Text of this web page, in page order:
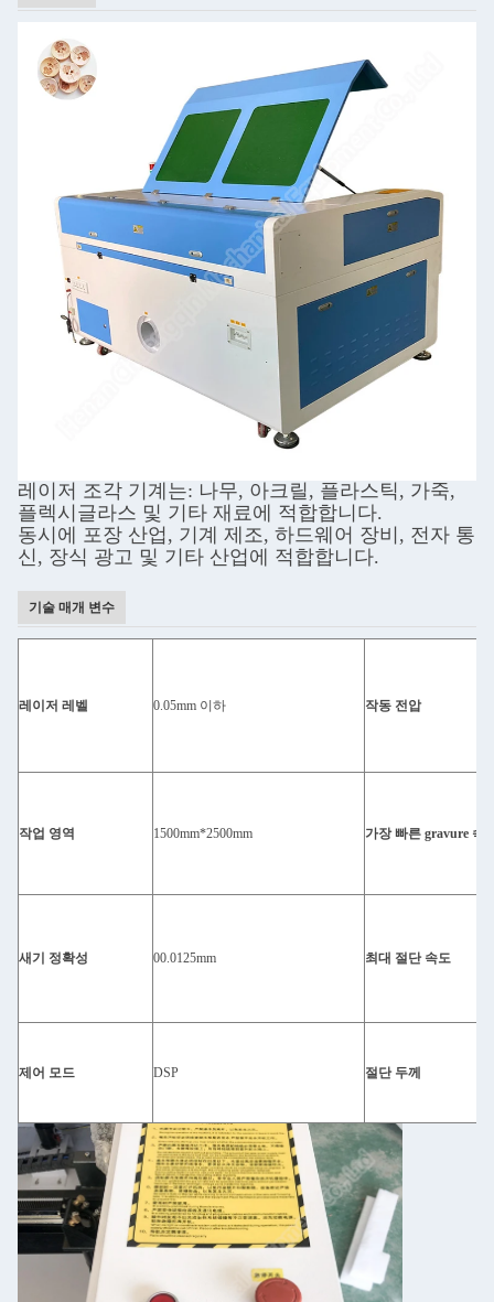
레이저 조각 기계는: 나무, 아크릴, 플라스틱, 가죽,
플렉시글라스 및 기타 재료에 적합합니다.
동시에 포장 산업, 기계 제조, 하드웨어 장비, 전자 통
신, 장식 광고 및 기타 산업에 적합합니다.
기술 매개 변수
레이저 레벨 0.05mm 이하 작동 전압
작업 영역 1500mm*2500mm 가장 빠른 gravure 속
새기 정확성 00.0125mm 최대 절단 속도
제어 모드 DSP 절단 두께